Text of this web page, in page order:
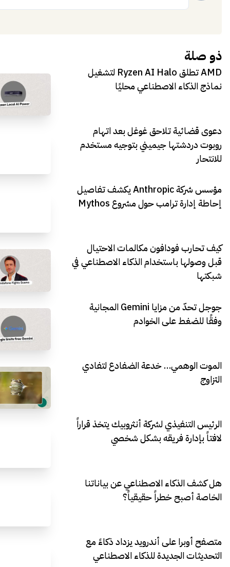
ذو صلة
AMD تطلق Ryzen AI Halo لتشغيل
نماذج الذكاء الاصطناعي محليًا
دعوى قضائية تلاحق غوغل بعد اتهام
روبوت دردشتها جيميني بتوجيه مستخدم
للانتحار
مؤسس شركة Anthropic يكشف تفاصيل
إحاطة إدارة ترامب حول مشروع Mythos
كيف تحارب فودافون مكالمات الاحتيال
قبل وصولها باستخدام الذكاء الاصطناعي في
شبكتها
جوجل تحدّ من مزايا Gemini المجانية
وفقًا للضغط على الخوادم
الموت الوهمي… خدعة الضفادع لتفادي
التزاوج
الرئيس التنفيذي لشركة أنثروبيك يتخذ قراراً
لافتاً بإدارة فريقه بشكل شخصي
هل كشف الذكاء الاصطناعي عن بياناتنا
الخاصة أصبح خطراً حقيقياً؟
متصفح أوبرا على أندرويد يزداد ذكاءً مع
التحديثات الجديدة للذكاء الاصطناعي